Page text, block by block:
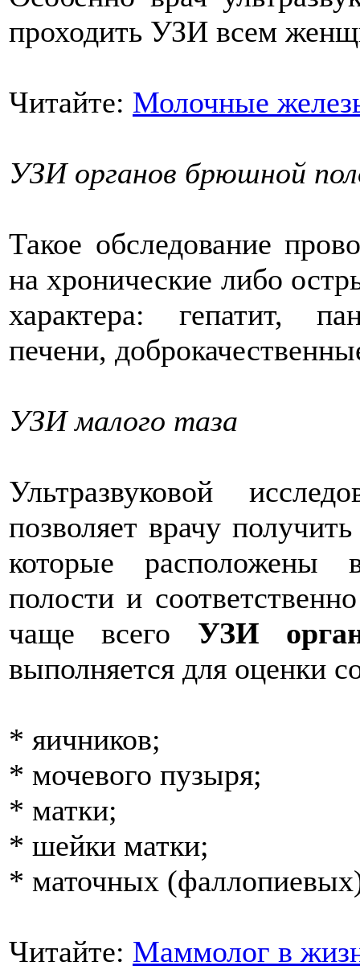
проходить УЗИ всем
Читайте: Молочные
УЗИ органов брюшной
Такое обследование
на хронические либо
характера: гепатит,
печени,
УЗИ малого таза
Ультразвуковой
позволяет врачу
которые
полости и
чаще всего УЗИ
выполняется для оценки
* яичников;
* мочевого пузыря;
* матки;
* шейки матки;
* маточных
Читайте: Маммолог в